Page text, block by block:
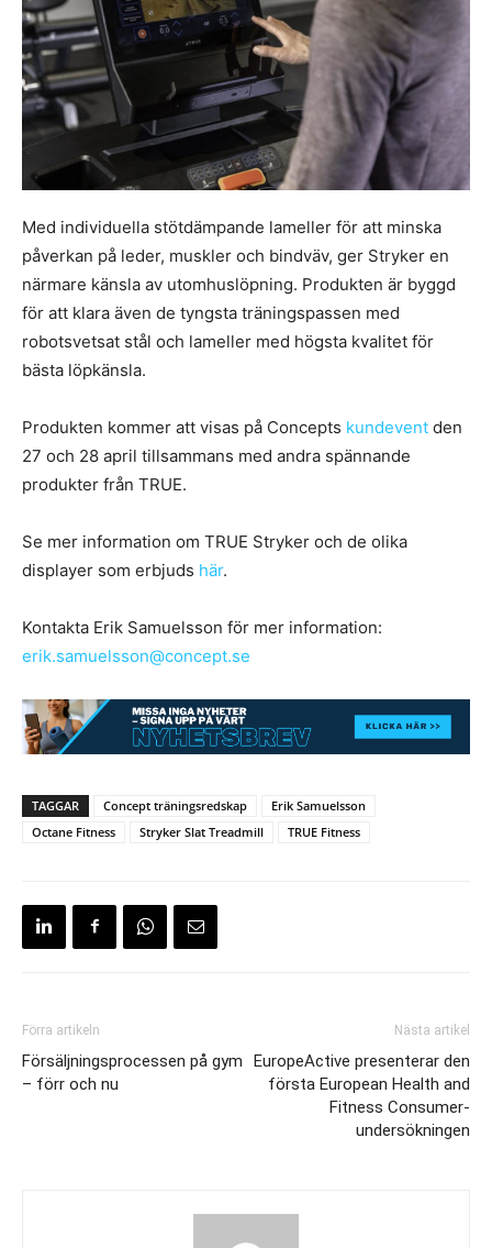
Med individuella stötdämpande lameller för att minska
påverkan på leder, muskler och bindväv, ger Stryker en
närmare känsla av utomhuslöpning. Produkten är byggd
för att klara även de tyngsta träningspassen med
robotsvetsat stål och lameller med högsta kvalitet för
bästa löpkänsla.
Produkten kommer att visas på Concepts kundevent den
27 och 28 april tillsammans med andra spännande
produkter från TRUE.
Se mer information om TRUE Stryker och de olika
displayer som erbjuds här.
Kontakta Erik Samuelsson för mer information:
erik.samuelsson@concept.se
TAGGAR Concept träningsredskap
Erik Samuelsson
Octane Fitness
Stryker Slat Treadmill TRUE Fitness
Förra artikeln
Försäljningsprocessen på gym
– förr och nu
Nästa artikel
EuropeActive presenterar den
första European Health and
Fitness Consumer-
undersökningen